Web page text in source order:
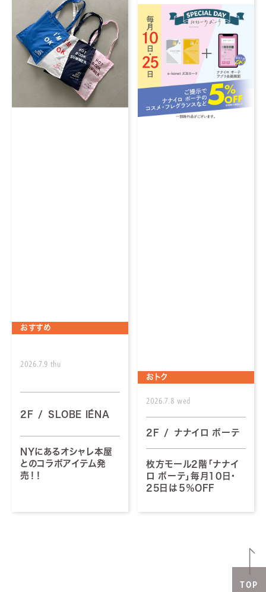
おすすめ
2026.7.9 thu
2F SLOBE IÉNA
NYにあるオシャレ本屋
とのコラボアイテム発
売！！
おトク
2026.7.8 wed
2F ナナイロ ボーテ
枚方モール2階「ナナイ
ロ ボーテ」毎月10日・
25日は５％OFF
TOP